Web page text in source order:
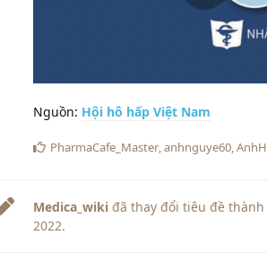
Nguồn: Hội hô hấp Việt Nam
PharmaCafe_Master,anhnguye60,AnhH
Medica_wiki đã thay đổi tiêu đề thành
2022.